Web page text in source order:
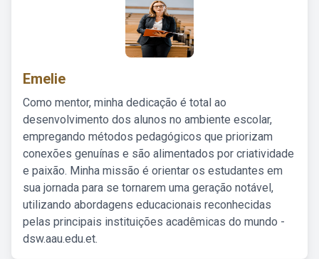
Emelie
Como mentor, minha dedicação é total ao
desenvolvimento dos alunos no ambiente escolar,
empregando métodos pedagógicos que priorizam
conexões genuínas e são alimentados por criatividade
e paixão. Minha missão é orientar os estudantes em
sua jornada para se tornarem uma geração notável,
utilizando abordagens educacionais reconhecidas
pelas principais instituições acadêmicas do mundo -
dsw.aau.edu.et.